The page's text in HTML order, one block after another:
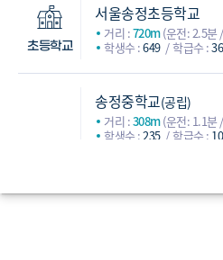
초등학교
서울송정초등학교
거리 :720m(운전: 2.5분
학생수 :649 학급수 :36
송정중학교(공립)
거리 :308m(운전: 1.1분
학생수 :235 학급수 : 10
거리 :611m(운전: 1.7분